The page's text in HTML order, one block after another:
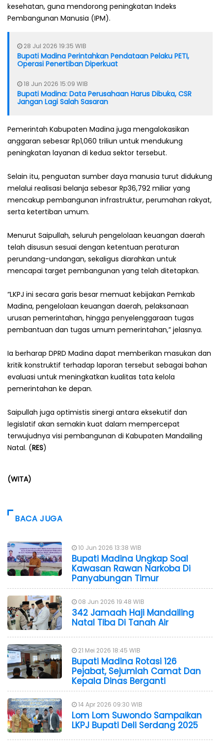
kesehatan, guna mendorong peningkatan Indeks
Pembangunan Manusia (IPM).
28 Jul 2026 19:35 WIB
Bupati Madina Perintahkan Pendataan Pelaku PETI,
Operasi Penertiban Diperkuat
18 Jun 2026 15:09 WIB
Bupati Madina: Data Perusahaan Harus Dibuka, CSR
Jangan Lagi Salah Sasaran
Pemerintah Kabupaten Madina juga mengalokasikan
anggaran sebesar Rp1,060 triliun untuk mendukung
peningkatan layanan di kedua sektor tersebut.
‎Selain itu, penguatan sumber daya manusia turut didukung
melalui realisasi belanja sebesar Rp36,792 miliar yang
mencakup pembangunan infrastruktur, perumahan rakyat,
serta ketertiban umum.
‎Menurut Saipullah, seluruh pengelolaan keuangan daerah
telah disusun sesuai dengan ketentuan peraturan
perundang-undangan, sekaligus diarahkan untuk
mencapai target pembangunan yang telah ditetapkan.
‎“LKPJ ini secara garis besar memuat kebijakan Pemkab
Madina, pengelolaan keuangan daerah, pelaksanaan
urusan pemerintahan, hingga penyelenggaraan tugas
pembantuan dan tugas umum pemerintahan,” jelasnya.
‎Ia berharap DPRD Madina dapat memberikan masukan dan
kritik konstruktif terhadap laporan tersebut sebagai bahan
evaluasi untuk meningkatkan kualitas tata kelola
pemerintahan ke depan.
‎Saipullah juga optimistis sinergi antara eksekutif dan
legislatif akan semakin kuat dalam mempercepat
terwujudnya visi pembangunan di Kabupaten Mandailing
Natal. (RES)
(WITA)
BACA JUGA
10 Jun 2026 13:38 WIB
Bupati Madina Ungkap Soal
Kawasan Rawan Narkoba Di
Panyabungan Timur
08 Jun 2026 19:48 WIB
342 Jamaah Haji Mandailing
Natal Tiba Di Tanah Air
21 Mei 2026 18:45 WIB
Bupati Madina Rotasi 126
Pejabat, Sejumlah Camat Dan
Kepala Dinas Berganti
14 Apr 2026 09:30 WIB
Lom Lom Suwondo Sampaikan
LKPJ Bupati Deli Serdang 2025